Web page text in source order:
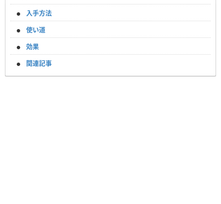
入手方法
使い道
効果
関連記事